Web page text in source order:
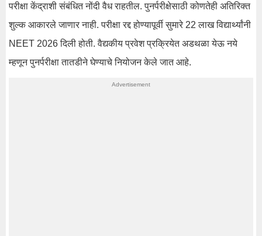
परीक्षा केंद्राशी संबंधित नोंदी वैध राहतील. पुनर्परीक्षेसाठी कोणतेही अतिरिक्त
शुल्क आकारले जाणार नाही. परीक्षा रद्द होण्यापूर्वी सुमारे 22 लाख विद्यार्थ्यांनी
NEET 2026 दिली होती. वैद्यकीय प्रवेश प्रक्रियेत अडथळा येऊ नये
म्हणून पुनर्परीक्षा तातडीने घेण्याचे नियोजन केले जात आहे.